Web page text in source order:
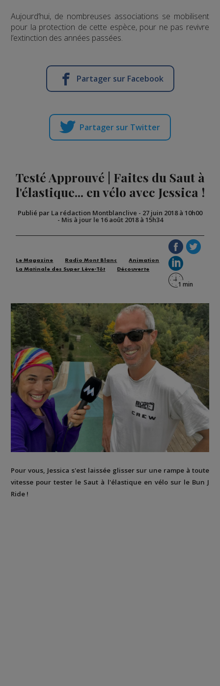
Aujourd’hui, de nombreuses associations se mobilisent
pour la protection de cette espèce, pour ne pas revivre
l’extinction des années passées.
Partager sur Facebook
Partager sur Twitter
Testé Approuvé | Faites du Saut à
l'élastique... en vélo avec Jessica !
Publié par La rédaction Montblanclive - 27 juin 2018 à 10h00
- Mis à jour le 16 août 2018 à 15h34
Le Magazine Radio Mont Blanc
Animation
La Matinale des Super Lève-Tôt
Découverte
Pour vous, Jessica s'est laissée glisser sur une rampe à toute
vitesse pour tester le Saut à l'élastique en vélo sur le Bun J
Ride !